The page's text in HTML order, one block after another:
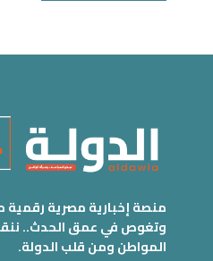
منصة إخبارية مصرية رقمية
وتغوص في عمق الحدث..
المواطن ومن قلب الدولة.